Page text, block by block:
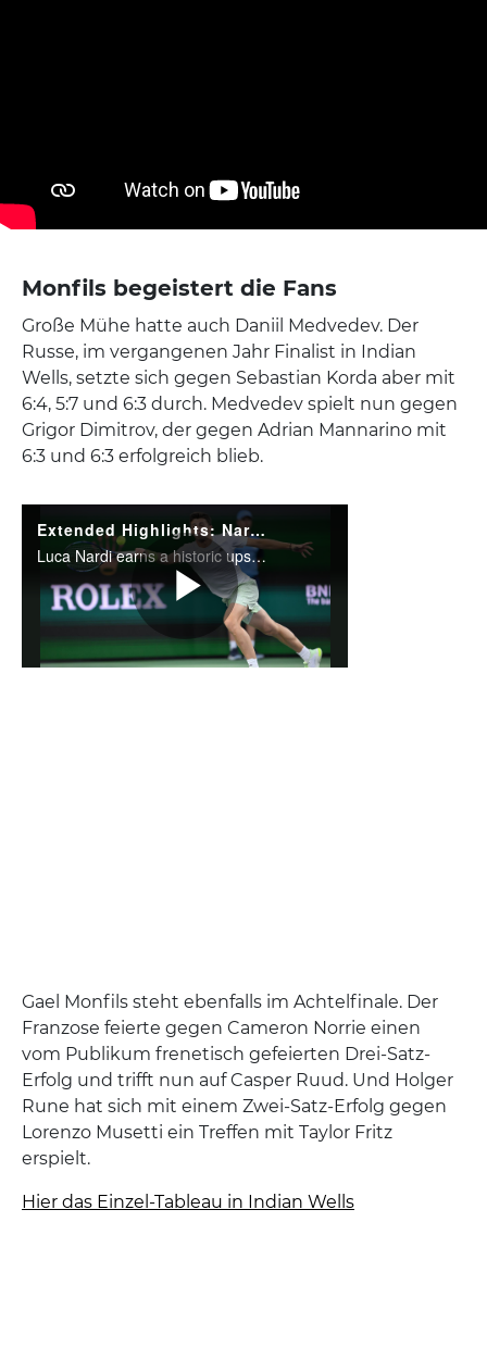
Monfils begeistert die Fans
Große Mühe hatte auch Daniil Medvedev. Der
Russe, im vergangenen Jahr Finalist in Indian
Wells, setzte sich gegen Sebastian Korda aber mit
6:4, 5:7 und 6:3 durch. Medvedev spielt nun gegen
Grigor Dimitrov, der gegen Adrian Mannarino mit
6:3 und 6:3 erfolgreich blieb.
Gael Monfils steht ebenfalls im Achtelfinale. Der
Franzose feierte gegen Cameron Norrie einen
vom Publikum frenetisch gefeierten Drei-Satz-
Erfolg und trifft nun auf Casper Ruud. Und Holger
Rune hat sich mit einem Zwei-Satz-Erfolg gegen
Lorenzo Musetti ein Treffen mit Taylor Fritz
erspielt.
Hier das Einzel-Tableau in Indian Wells